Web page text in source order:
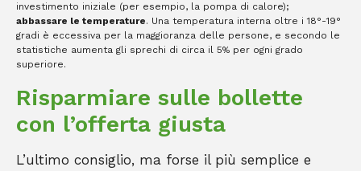
investimento iniziale (per esempio, la pompa di calore);
abbassare le temperature. Una temperatura interna oltre i 18°-19°
gradi è eccessiva per la maggioranza delle persone, e secondo le
statistiche aumenta gli sprechi di circa il 5% per ogni grado
superiore.
Risparmiare sulle bollette
con l’offerta giusta
L’ultimo consiglio, ma forse il più semplice e